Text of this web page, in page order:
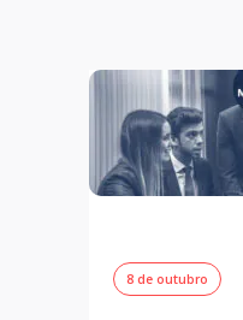
8 de outubro